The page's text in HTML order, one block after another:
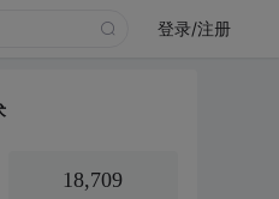
登录/注册
18,709